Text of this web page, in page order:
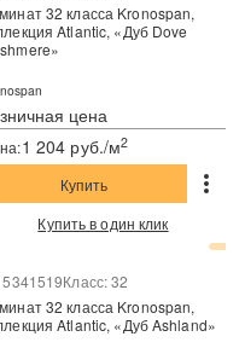
цена
1 204 руб./м2
32 класса Kronospan,
Atlantic, «Дуб Dove
Купить
Купить в один клик
5341519Класс: 32
32 класса Kronospan,
Atlantic, «Дуб Ashland»